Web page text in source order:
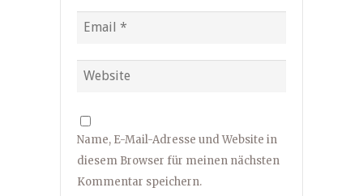
Name, E-Mail-Adresse und Website in
diesem Browser für meinen nächsten
Kommentar speichern.